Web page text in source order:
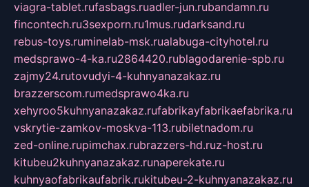
viagra-tablet.rufasbags.ruadler-jun.rubandamn.ru
fincontech.ru3sexporn.ru1mus.rudarksand.ru
rebus-toys.ruminelab-msk.rualabuga-cityhotel.ru
medsprawo-4-ka.ru2864420.rublagodarenie-spb.ru
zajmy24.rutovudyi-4-kuhnyanazakaz.ru
brazzerscom.rumedsprawo4ka.ru
xehyroo5kuhnyanazakaz.rufabrikayfabrikaefabrika.ru
vskrytie-zamkov-moskva-113.rubiletnadom.ru
zed-online.rupimchax.rubrazzers-hd.ruz-host.ru
kitubeu2kuhnyanazakaz.runaperekate.ru
kuhnyaofabrikaufabrik.rukitubeu-2-kuhnyanazakaz.ru